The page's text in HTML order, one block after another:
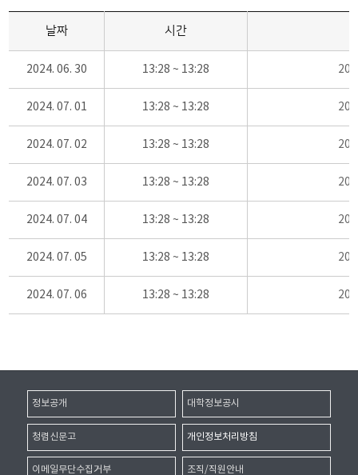
날짜 시간
2024. 06. 30 13:28 ~ 13:28
2024. 07. 01 13:28 ~ 13:28
2024. 07. 02 13:28 ~ 13:28
2024. 07. 03 13:28 ~ 13:28
2024. 07. 04 13:28 ~ 13:28
2024. 07. 05 13:28 ~ 13:28
2024. 07. 06 13:28 ~ 13:28
정보공개 대학정보공시
청렴신문고 개인정보처리방침
이메일무단수집거부 조직/직원안내